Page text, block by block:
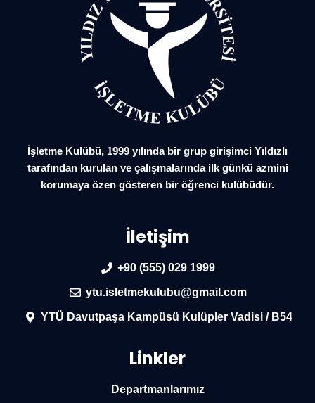
İşletme Kulübü, 1999 yılında bir grup girişimci Yıldızlı
tarafından kurulan ve çalışmalarında ilk günkü azmini
korumaya özen gösteren bir öğrenci kulübüdür.
İletişim
+90 (555) 029 1999
ytu.isletmekulubu@gmail.com
YTÜ Davutpaşa Kampüsü Kulüpler Vadisi / B54
Linkler
Departmanlarımız